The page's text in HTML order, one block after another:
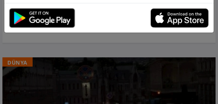
Rusiya daha aşağı ekoloji sinif benzinin
idxalına və satışına icazə verdi
DÜNYA